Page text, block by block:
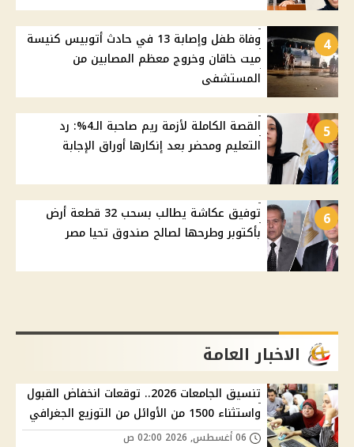
4
وفاة طفل وإصابة 13 في حادث أتوبيس كنيسة
ميت خاقان وخروج معظم المصابين من
المستشفى
5
القصة الكاملة لأزمة ريم صاحبة الـ4%: رد
التعليم ومحضر بعد إنكارها أوراق الإجابة
6
توفيق عكاشة يطالب بسحب 32 قطعة أرض
بأكتوبر وطرحها لصالح صندوق تحيا مصر
الاخبار العامة
تنسيق الجامعات 2026.. توقعات انخفاض القبول
واستثناء 1500 من الأوائل من التوزيع الجغرافي